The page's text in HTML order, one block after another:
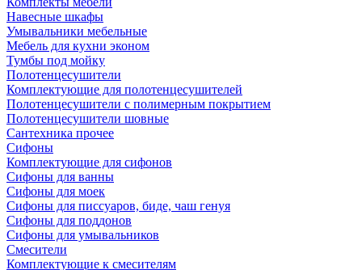
Навесные шкафы
Умывальники мебельные
Мебель для кухни эконом
Тумбы под мойку
Полотенцесушители
Комплектующие для полотенцесушителей
Полотенцесушители с полимерным покрытием
Полотенцесушители шовные
Сантехника прочее
Сифоны
Комплектующие для сифонов
Сифоны для ванны
Сифоны для моек
Сифоны для писсуаров, биде, чаш генуя
Сифоны для поддонов
Сифоны для умывальников
Смесители
Комплектующие к смесителям